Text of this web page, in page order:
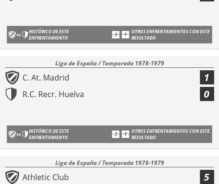
HISTÓRICO DE ESTE
ENFRENTAMIENTO
OTROS ENFRENTAMIENTOS CON ESTE
RESULTADO
Liga de España / Temporada 1978-1979
C. At. Madrid 1
R.C. Recr. Huelva 0
HISTÓRICO DE ESTE
ENFRENTAMIENTO
OTROS ENFRENTAMIENTOS CON ESTE
RESULTADO
Liga de España / Temporada 1978-1979
Athletic Club 5